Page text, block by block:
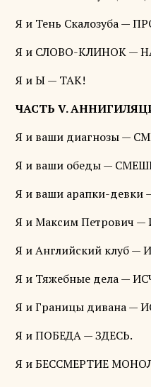
Я и Тень Скалозуба —
Я и СЛОВО-КЛИНОК —
Я и Ы — ТАК!
ЧАСТЬ V.
Я и ваши диагнозы —
Я и ваши обеды —
Я и ваши арапки-
Я и Максим Петрович —
Я и Английский клуб —
Я и Тяжебные дела —
Я и Границы дивана —
Я и ПОБЕДА — ЗДЕСЬ.
Я и БЕССМЕРТИЕ